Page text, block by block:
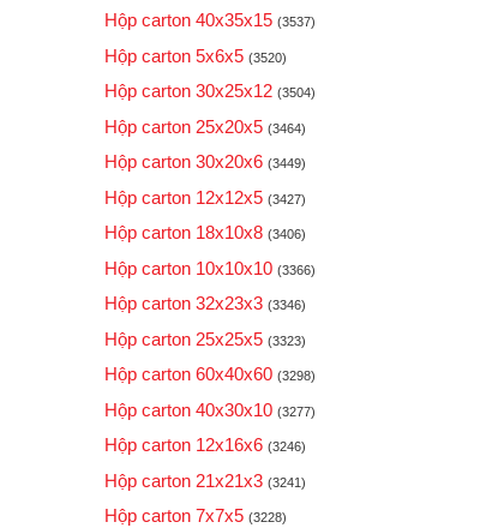
Hộp carton 40x35x15 (3537)
Hộp carton 5x6x5 (3520)
Hộp carton 30x25x12 (3504)
Hộp carton 25x20x5 (3464)
Hộp carton 30x20x6 (3449)
Hộp carton 12x12x5 (3427)
Hộp carton 18x10x8 (3406)
Hộp carton 10x10x10 (3366)
Hộp carton 32x23x3 (3346)
Hộp carton 25x25x5 (3323)
Hộp carton 60x40x60 (3298)
Hộp carton 40x30x10 (3277)
Hộp carton 12x16x6 (3246)
Hộp carton 21x21x3 (3241)
Hộp carton 7x7x5 (3228)